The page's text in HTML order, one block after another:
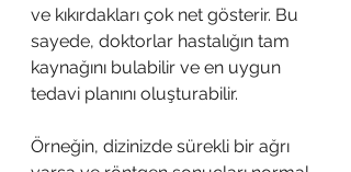
ve kıkırdakları çok net gösterir. Bu
sayede, doktorlar hastalığın tam
kaynağını bulabilir ve en uygun
tedavi planını oluşturabilir.
Örneğin, dizinizde sürekli bir ağrı